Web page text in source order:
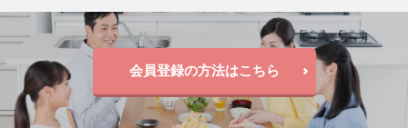
会員登録の方法はこちら